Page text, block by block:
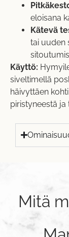
eloisana
Kätevä
tai uuden
Käyttö:
siveltimellä
häivyttäen
piristyneestä ja
Mitä